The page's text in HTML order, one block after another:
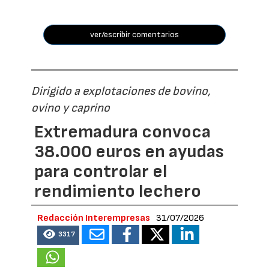
ver/escribir comentarios
Dirigido a explotaciones de bovino,
ovino y caprino
Extremadura convoca
38.000 euros en ayudas
para controlar el
rendimiento lechero
Redacción Interempresas 31/07/2026
3317